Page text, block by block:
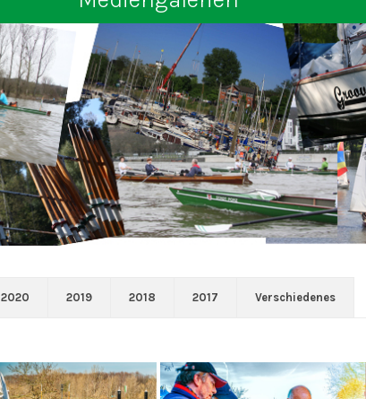
2020 2019 2018 2017 Verschiedenes